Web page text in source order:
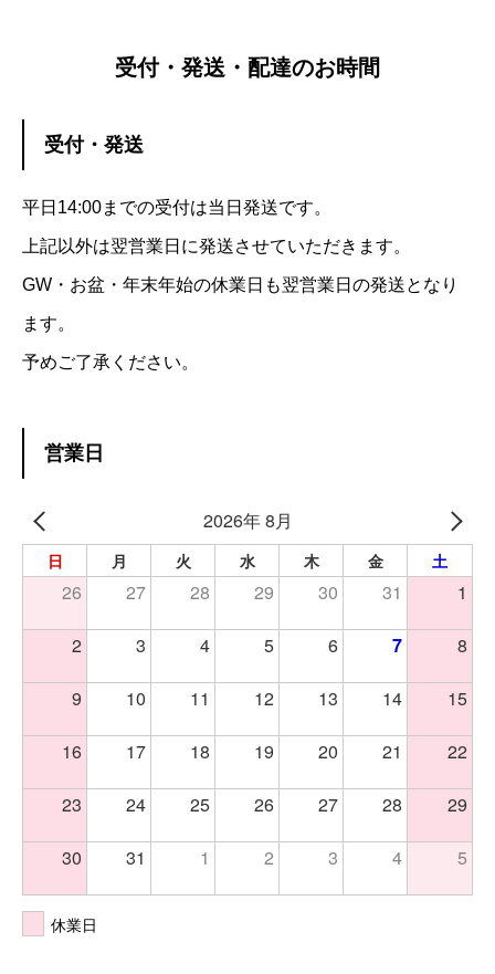
受付・発送・配達のお時間
受付・発送
平日14:00までの受付は当日発送です。
上記以外は翌営業日に発送させていただきます。
GW・お盆・年末年始の休業日も翌営業日の発送となり
ます。
予めご了承ください。
営業日
2026年 8月
日 月 火 水 木 金 土
26 27 28 29 30 31 1
2 3 4 5 6 7 8
9 10 11 12 13 14 15
16 17 18 19 20 21 22
23 24 25 26 27 28 29
30 31 1 2 3 4 5
休業日